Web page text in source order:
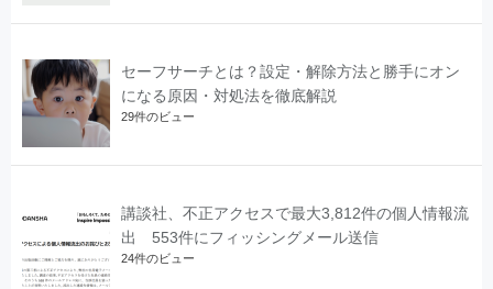
セーフサーチとは？設定・解除方法と勝手にオン
になる原因・対処法を徹底解説
29件のビュー
講談社、不正アクセスで最大3,812件の個人情報流
出 553件にフィッシングメール送信
24件のビュー